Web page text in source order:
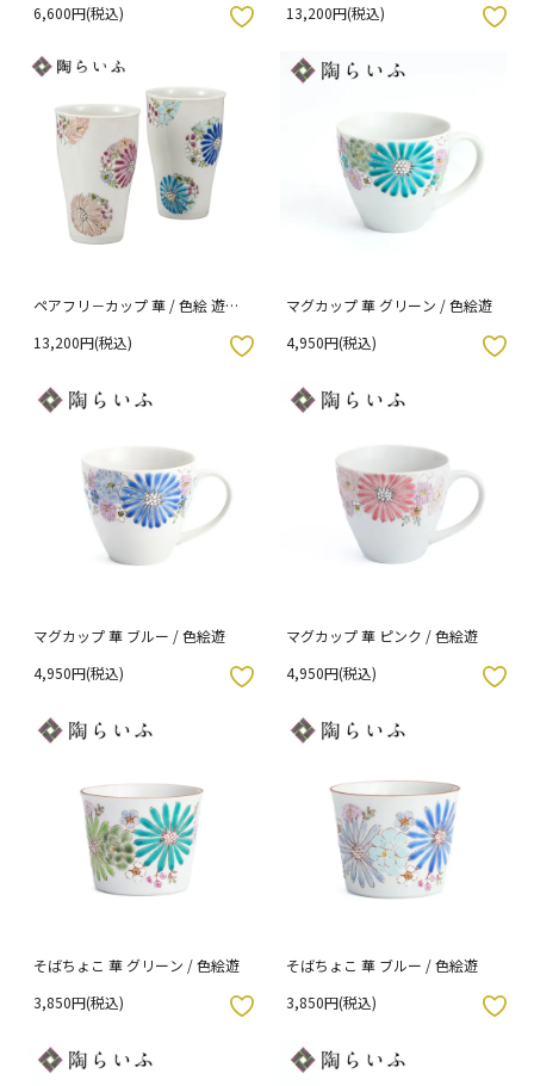
6,600円(税込) 13,200円(税込)
お気に入りボタン
ペアフリ－カップ 華 / 色絵 遊
13,200円(税込)
マグカップ 華 グリーン / 色絵遊
4,950円(税込)
お気に入りボタン
マグカップ 華 ブルー / 色絵遊
4,950円(税込)
マグカップ 華 ピンク / 色絵遊
4,950円(税込)
お気に入りボタン
そばちょこ 華 グリーン / 色絵遊
3,850円(税込)
そばちょこ 華 ブルー / 色絵遊
3,850円(税込)
お気に入りボタン